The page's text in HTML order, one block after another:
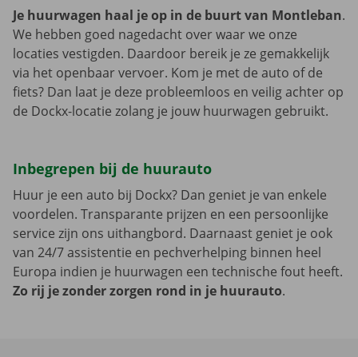
Je huurwagen haal je op in de buurt van Montleban.
We hebben goed nagedacht over waar we onze
locaties vestigden. Daardoor bereik je ze gemakkelijk
via het openbaar vervoer. Kom je met de auto of de
fiets? Dan laat je deze probleemloos en veilig achter op
de Dockx-locatie zolang je jouw huurwagen gebruikt.
Inbegrepen bij de huurauto
Huur je een auto bij Dockx? Dan geniet je van enkele
voordelen. Transparante prijzen en een persoonlijke
service zijn ons uithangbord. Daarnaast geniet je ook
van 24/7 assistentie en pechverhelping binnen heel
Europa indien je huurwagen een technische fout heeft.
Zo rij je zonder zorgen rond in je huurauto.